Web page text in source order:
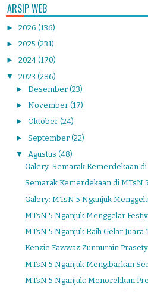
ARSIP WEB
► 2026 (136)
► 2025 (231)
► 2024 (170)
▼ 2023 (286)
► Desember (23)
► November (17)
► Oktober (24)
► September (22)
▼ Agustus (48)
Galery: Semarak Kemerdekaan di
Semarak Kemerdekaan di MTsN
Galery: MTsN 5 Nganjuk
MTsN 5 Nganjuk Menggelar
MTsN 5 Nganjuk Raih Gelar Juara
Kenzie Fawwaz Zunnurain
MTsN 5 Nganjuk Mengibarkan
MTsN 5 Nganjuk: Menorehkan